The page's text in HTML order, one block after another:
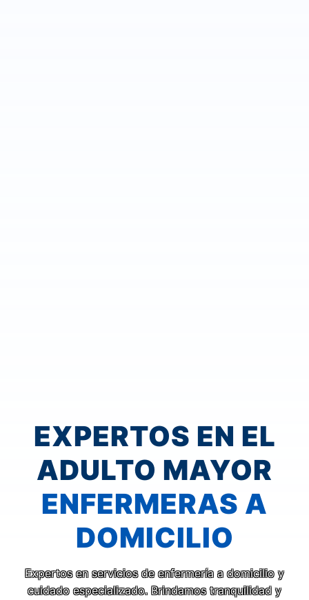
EXPERTOS EN EL
ADULTO MAYOR
ENFERMERAS A
DOMICILIO
Expertos en servicios de enfermería a domicilio y
cuidado especializado. Brindamos tranquilidad y